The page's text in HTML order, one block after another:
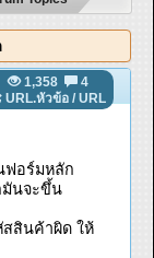
1,358
4
URL.หัวข้อ / URL
ฟอร์มหลัก
มันจะขึ้น
สสินค้าผิด ให้